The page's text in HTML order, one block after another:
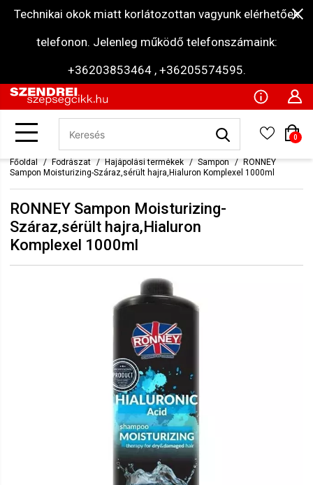
Technikai okok miatt korlátozottan vagyunk elérhetőek
telefonon. Jelenleg működő telefonszámaink:
+36203853464 , +36205574595.
0
Főoldal Fodrászat Hajápolási termékek Sampon
RONNEY
Sampon Moisturizing-Száraz,sérült hajra,Hialuron Komplexel 1000ml
RONNEY Sampon Moisturizing-
Száraz,sérült hajra,Hialuron
Komplexel 1000ml